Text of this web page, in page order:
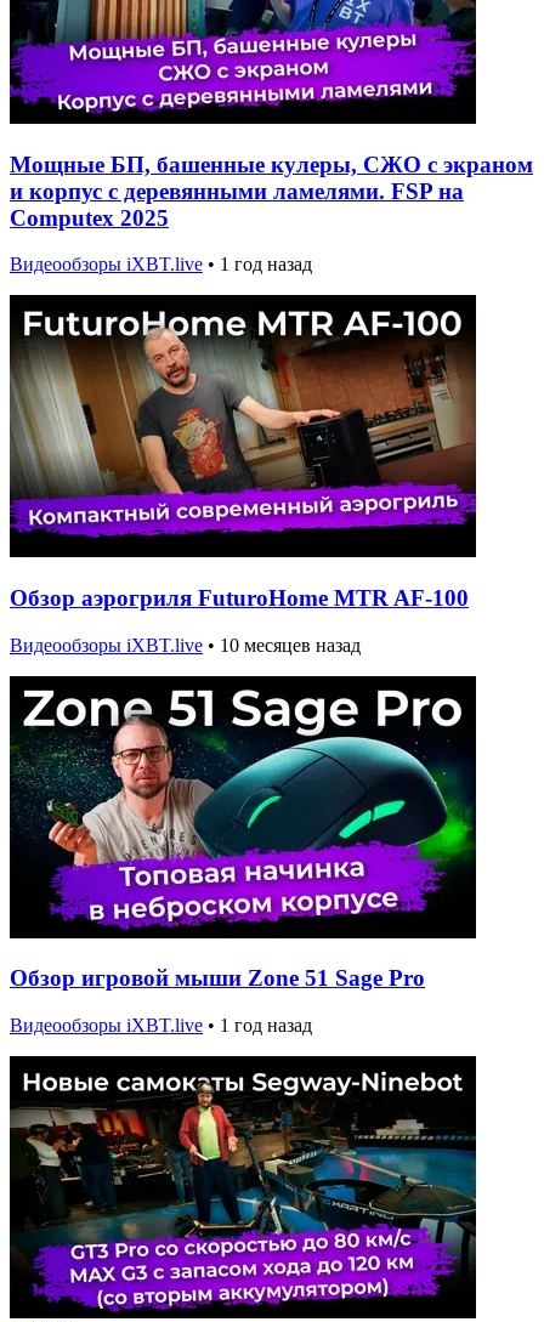
Мощные БП, башенные кулеры, СЖО с экраном
и корпус с деревянными ламелями. FSP на
Computex 2025
Видеообзоры iXBT.live • 1 год назад
Обзор аэрогриля FuturoHome MTR AF-100
Видеообзоры iXBT.live • 10 месяцев назад
Обзор игровой мыши Zone 51 Sage Pro
Видеообзоры iXBT.live • 1 год назад